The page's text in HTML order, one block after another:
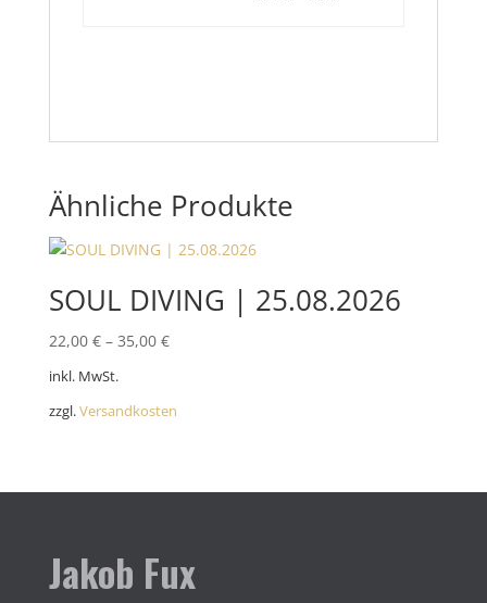
Ähnliche Produkte
SOUL DIVING | 25.08.2026
22,00 €– 35,00 €
inkl. MwSt.
zzgl.Versandkosten
Jakob Fux